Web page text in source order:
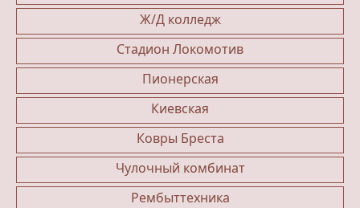
Ж/Д колледж
Стадион Локомотив
Пионерская
Киевская
Ковры Бреста
Чулочный комбинат
Рембыттехника